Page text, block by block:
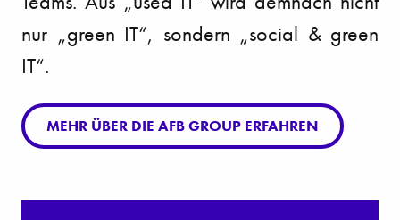
nur „green IT“, sondern „social & green
IT“.
MEHR ÜBER DIE AFB GROUP ERFAHREN